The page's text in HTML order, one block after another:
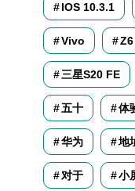
IOS 10.3.1
Vivo Z6
三星S20 FE
五十 体
华为 地
对于 小